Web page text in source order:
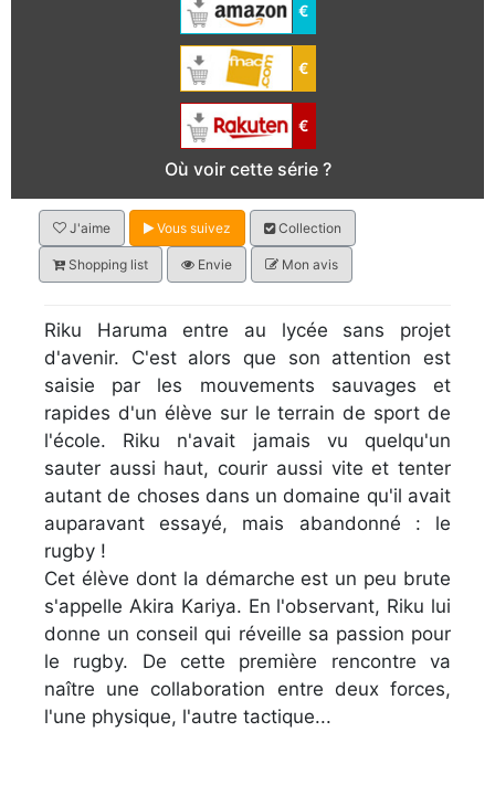
€
€
€
Où voir cette série ?
J'aime Vous suivez Collection
Shopping list Envie Mon avis
Riku Haruma entre au lycée sans projet
d'avenir. C'est alors que son attention est
saisie par les mouvements sauvages et
rapides d'un élève sur le terrain de sport de
l'école. Riku n'avait jamais vu quelqu'un
sauter aussi haut, courir aussi vite et tenter
autant de choses dans un domaine qu'il avait
auparavant essayé, mais abandonné : le
rugby !
Cet élève dont la démarche est un peu brute
s'appelle Akira Kariya. En l'observant, Riku lui
donne un conseil qui réveille sa passion pour
le rugby. De cette première rencontre va
naître une collaboration entre deux forces,
l'une physique, l'autre tactique...